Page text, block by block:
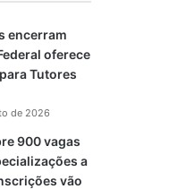
encerram
oferece
Tutores
de 2026
900 vagas
a
vão